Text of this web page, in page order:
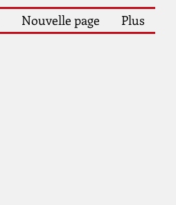
Nouvelle page Plus